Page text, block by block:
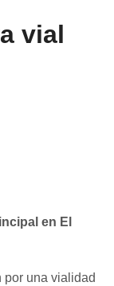
vial
en El
por una vialidad